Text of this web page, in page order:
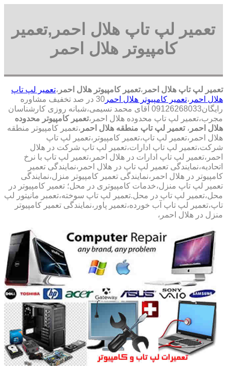
تعمیر لپ تاپ هلال احمر,تعمیر
کامپیوتر هلال احمر
تعمیر لپ تاپ هلال احمر ،تعمیر کامپیوتر هلال احمر ،تعمیر لپ تاپ
هلال احمر ،تعمیر کامپیوتر هلال احمر
30 در صد تخفیف مشاوره
رایگان09126268033 آقای محمد نسیمی،شبانه روزی کارشناسان
مجرب،تعمیر لپ تاپ محدوده هلال احمر،تعمیر کامپیوتر محدوده
هلال احمر ، تعمیر لپ تاپ منطقه هلال احمر ،تعمیر کامپیوتر منطقه
هلال احمر،تعمیر لپ تاپ،تعمیر کامپیوتر،تعمیر لپ تاپ
شرکت،تعمیر لپ تاپ ادارات،تعمیر لپ تاپ شرکت در هلال
احمر،تعمیر لپ تاپ ادارات در هلال احمر،تعمیر لپ تاپ با نرخ
اتحادیه،نمایندگی تعمیر لپ تاپ در هلال احمر،نمایندگی تعمیر
کامپیوتر در هلال احمر،نمایندگی تعمیر کامپیوتر منزل،نمایندگی
تعمیر لپ تاپ منزل،خدمات کامپیوتری در محل؛ تعمیر کامپیوتر در
محل،تعمیر لپ تاپ در محل.تعمیر لپ تاپ سوخته،تعمبر مانیتور لپ
تاپ،تعمیر لپ تاپ آب خورده،تعمیر پاور،نمایندگی تعمیر کامپیوتر
منزل در هلال احمر،